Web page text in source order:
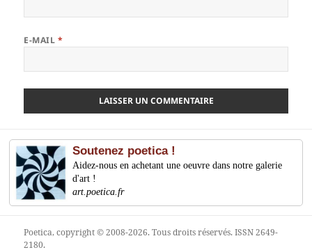
E-MAIL *
Soutenez poetica !
Aidez-nous en achetant une oeuvre dans notre galerie
d'art !
art.poetica.fr
Poetica, copyright © 2008-2026. Tous droits réservés. ISSN 2649-
2180.